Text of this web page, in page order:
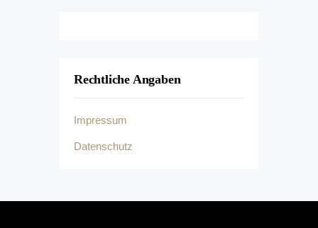
Rechtliche Angaben
Impressum
Datenschutz